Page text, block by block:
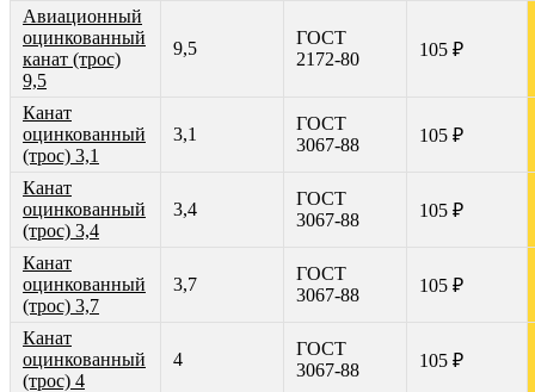
Авиационный
оцинкованный
канат (трос)
9,5
9,5
ГОСТ
2172-80
105 ₽
Канат
оцинкованный
(трос) 3,1
3,1
ГОСТ
3067-88
105 ₽
Канат
оцинкованный
(трос) 3,4
3,4
ГОСТ
3067-88
105 ₽
Канат
оцинкованный
(трос) 3,7
3,7
ГОСТ
3067-88
105 ₽
Канат
оцинкованный
(трос) 4
4
ГОСТ
3067-88
105 ₽